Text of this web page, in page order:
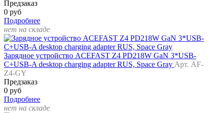
Предзаказ
0 руб
Подробнее
нет на складе
Зарядное устройство ACEFAST Z4 PD218W GaN 3*USB-
C+USB-A desktop charging adapter RUS, Space Gray Арт. AF-
Z4-GY
Предзаказ
0 руб
Подробнее
нет на складе